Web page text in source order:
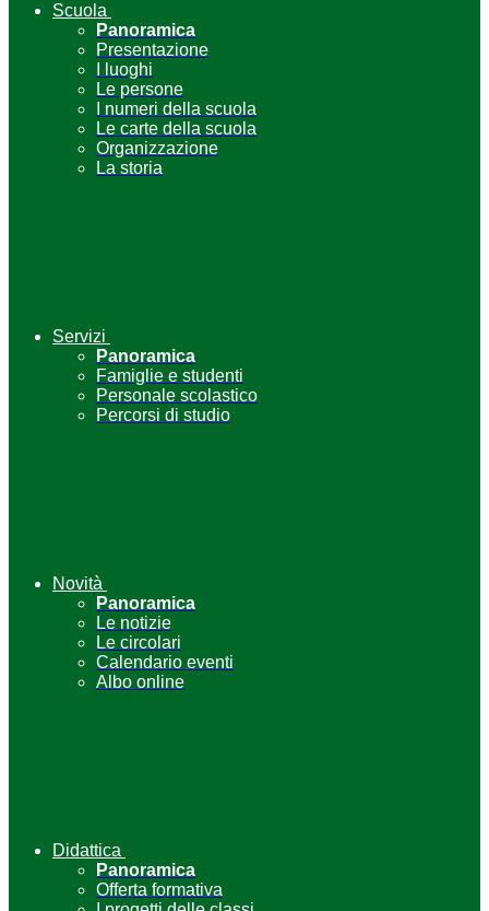
Scuola
Panoramica
Presentazione
I luoghi
Le persone
I numeri della scuola
Le carte della scuola
Organizzazione
La storia
Servizi
Panoramica
Famiglie e studenti
Personale scolastico
Percorsi di studio
Novità
Panoramica
Le notizie
Le circolari
Calendario eventi
Albo online
Didattica
Panoramica
Offerta formativa